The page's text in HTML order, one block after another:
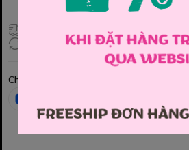
Giao hàng toàn quốc
Đổi hàng 3 ngày (HCM), 7 ngày (Tỉnh)
Chia sẻ